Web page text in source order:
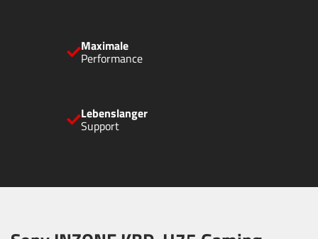
Maximale
Performance
Lebenslanger
Support